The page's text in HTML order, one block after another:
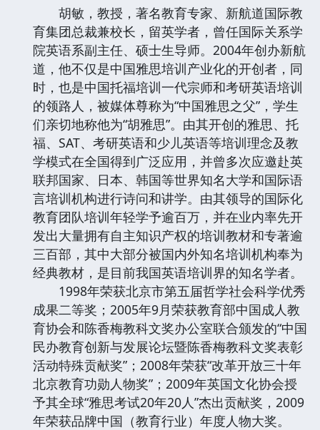
胡敏，教授，著名教育专家、新航道国际教
育集团总裁兼校长，留英学者，曾任国际关系学
院英语系副主任、硕士生导师。2004年创办新航
道，他不仅是中国雅思培训产业化的开创者，同
时，也是中国托福培训一代宗师和考研英语培训
的领路人，被媒体尊称为“中国雅思之父”，学生
们亲切地称他为“胡雅思”。由其开创的雅思、托
福、SAT、考研英语和少儿英语等培训理念及教
学模式在全国得到广泛应用，并曾多次应邀赴英
联邦国家、日本、韩国等世界知名大学和国际语
言培训机构进行诗问和讲学。由其领导的国际化
教育团队培训年轻学予逾百万，并在业内率先开
发出大量拥有自主知识产权的培训教材和专著逾
三百部，其中大部分被国内外知名培训机构奉为
经典教材，是目前我国英语培训界的知名学者。
1998年荣获北京市第五届哲学社会科学优秀
成果二等奖；2005年9月荣获教育部中国成人教
育协会和陈香梅教科文奖办公室联合颁发的“中国
民办教育创新与发展论坛暨陈香梅教科文奖表彰
活动特殊贡献奖”；2008年荣获“改革开放三十年
北京教育功勋人物奖”；2009年英国文化协会授
予其全球“雅思考试20年20人”杰出贡献奖，2009
年荣获品牌中国（教育行业）年度人物大奖。